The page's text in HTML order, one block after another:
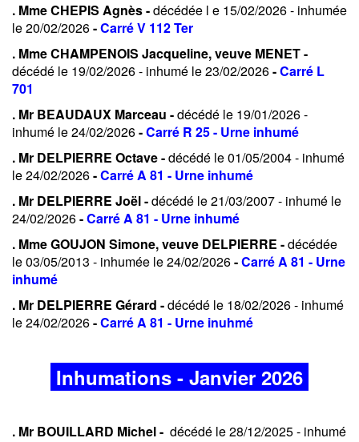
. Mme CHEPIS Agnès -décédée l e 15/02/2026 - inhumée
le 20/02/2026-Carré V 112 Ter
. Mme CHAMPENOIS Jacqueline, veuve MENET -
décédé le 19/02/2026 - inhumé le 23/02/2026-Carré L
701
. Mr BEAUDAUX Marceau -décédé le 19/01/2026 -
inhumé le 24/02/2026-Carré R 25 - Urne inhumé
. Mr DELPIERRE Octave -décédé le 01/05/2004 - inhumé
le 24/02/2026-Carré A 81 - Urne inhumé
. Mr DELPIERRE Joël -décédé le 21/03/2007 - inhumé le
24/02/2026-Carré A 81 - Urne inhumé
. Mme GOUJON Simone, veuve DELPIERRE -décédée
le 03/05/2013 - inhumée le 24/02/2026-Carré A 81 - Urne
inhumé
. Mr DELPIERRE Gérard -décédé le 18/02/2026 - inhumé
le 24/02/2026-Carré A 81 - Urne inuhmé
Inhumations - Janvier 2026
. Mr BOUILLARD Michel - décédé le 28/12/2025 - inhumé